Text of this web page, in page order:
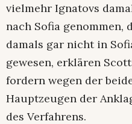
vielmehr Ignatovs
nach Sofia genommen,
damals gar nicht in
gewesen, erklären
fordern wegen der
Hauptzeugen der
des Verfahrens.